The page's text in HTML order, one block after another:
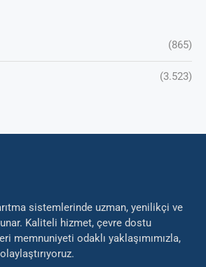
(865)
(3.523)
sistemlerinde uzman, yenilikçi ve
Kaliteli hizmet, çevre dostu
memnuniyeti odaklı yaklaşımımızla,